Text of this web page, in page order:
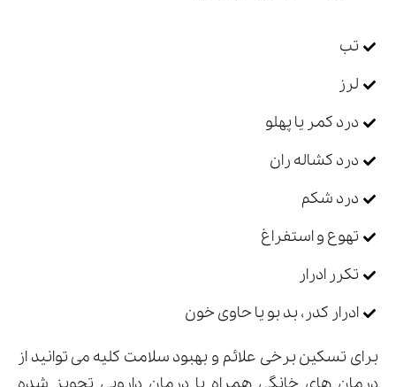
تب
لرز
درد کمر یا پهلو
درد کشاله ران
درد شکم
تهوع و استفراغ
تکرر ادرار
ادرار کدر، بد بو یا حاوی خون
برای تسکین برخی علائم و بهبود سلامت کلیه می توانید از